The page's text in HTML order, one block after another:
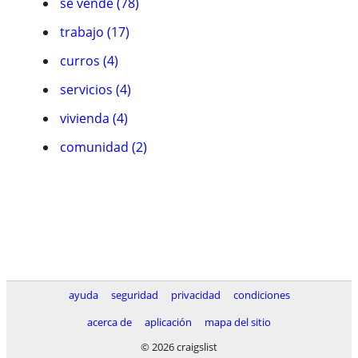
trabajo (17)
curros (4)
servicios (4)
vivienda (4)
comunidad (2)
ayuda seguridad privacidad
condiciones
acerca de
aplicación
mapa del sitio
© 2026 craigslist